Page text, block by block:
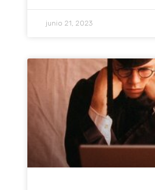
junio 21, 2023